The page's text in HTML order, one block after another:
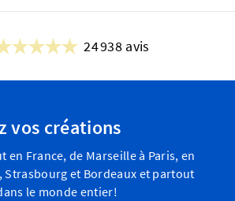
24 938 avis
vos créations
en France, de Marseille à Paris, en
Strasbourg et Bordeaux et partout
le monde entier!